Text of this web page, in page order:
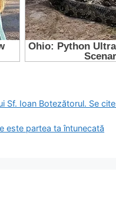
Sf. Ioan Botezătorul. Se
este partea ta întunecată